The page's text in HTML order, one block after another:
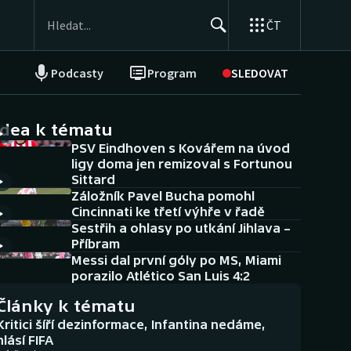
ČT
Podcasty Program SLEDOVAT
NEPŘEHLÉDNĚTE
Historické návraty
Aplikace ČT sport
AZ kvíz
k tématu
PSV Eindhoven s Kovářem na úvod
ligy doma jen remizoval s Fortunou
Sittard
Záložník Pavel Bucha pomohl
Cincinnati ke třetí výhře v řadě
Sestřih a ohlasy po utkání Jihlava –
Příbram
Messi dal první góly po MS, Miami
porazilo Atlético San Luis 4:2
k tématu
šíří dezinformace, Infantina nedáme,
FIFA